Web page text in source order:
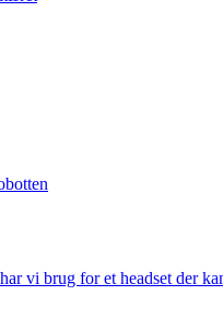
vi brug for et headset der